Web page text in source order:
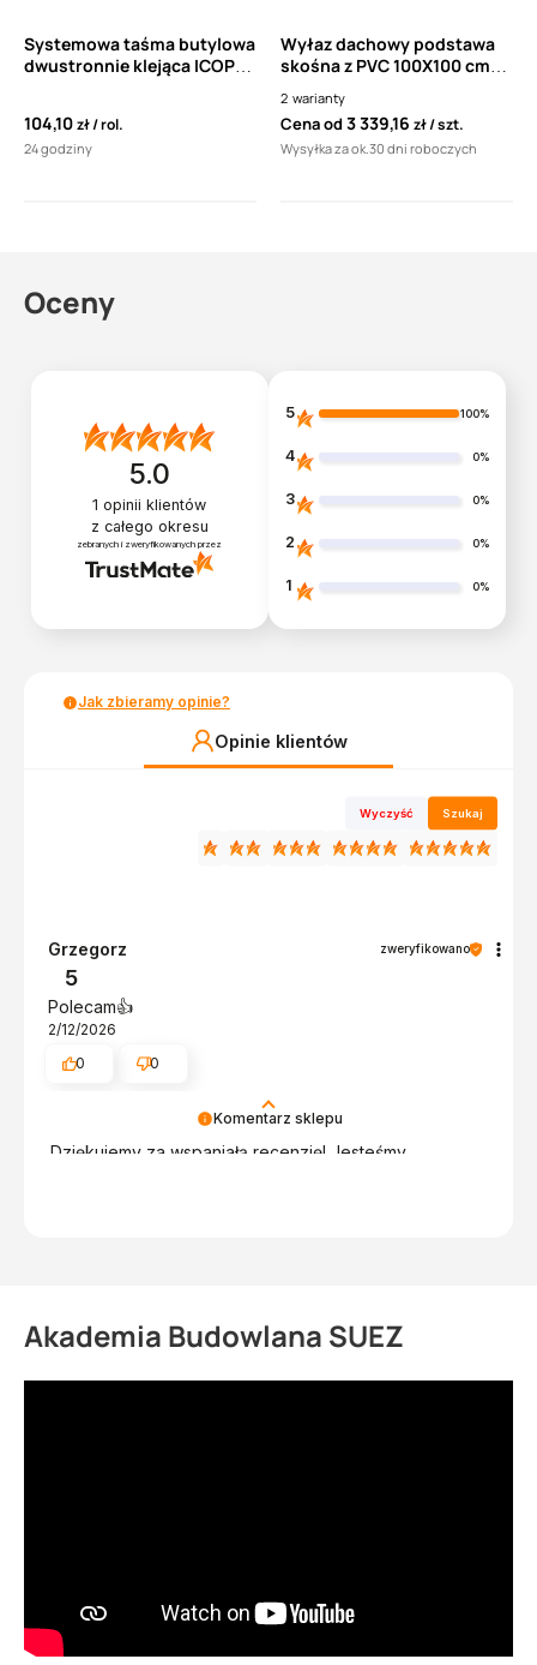
Systemowa taśma butylowa
dwustronnie klejąca ICOPAL
104,10zł rol.
24 godziny
Wyłaz dachowy podstawa
skośna z PVC 100X100 cm
2 warianty
Cena od3 339,16 zł szt.
Wysyłka za ok.30 dni roboczych
Oceny
5.0
1 opinii klientów
z całego okresu
zebranych i zweryfikowanych przez
5 100%
4 0%
3 0%
2 0%
1 0%
Jak zbieramy opinie?
Opinie klientów
Wyczyść Szukaj
Komentarz sklepu
Dziękujemy za wspaniałą recenzję! Jesteśmy
Grzegorz zweryfikowano
5
Polecam👍️
2/12/2026
0
0
Akademia Budowlana SUEZ